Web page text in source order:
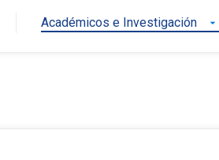
Académicos e Investigación arrow_drop_down